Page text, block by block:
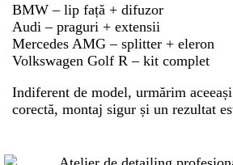
BMW – lip față + difuzor
Audi – praguri + extensii
Mercedes AMG – splitter + eleron
Volkswagen Golf R – kit complet
Indiferent de model, urmărim
corectă, montaj sigur și un rezultat